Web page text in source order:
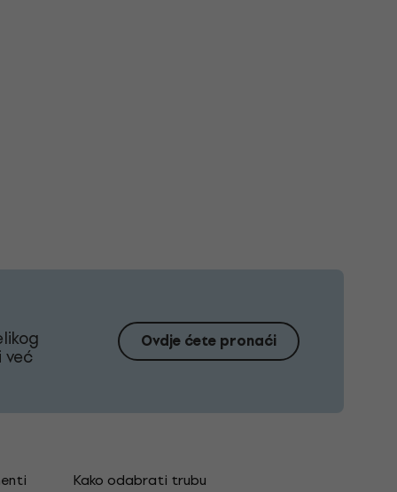
već
Ovdje ćete pronaći
Kako odabrati trubu